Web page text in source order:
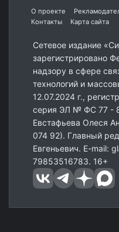
О проекте
Контакты
Карта сайта
Сетевое издание
зарегистрировано
надзору в сфере
технологий и
12.07.2024 г.,
серия ЭЛ № ФС 77 -
Евстафьева Олеся
074 92). Главный
Евгеньевич. E-mail:
79853516783. 16+